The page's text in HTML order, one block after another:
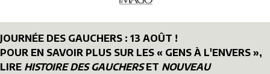
JOURNÉE DES GAUCHERS : 13 AOÛT !
POUR EN SAVOIR PLUS SUR LES « GENS À L'ENVERS »,
LIRE HISTOIRE DES GAUCHERSET NOUVEAU